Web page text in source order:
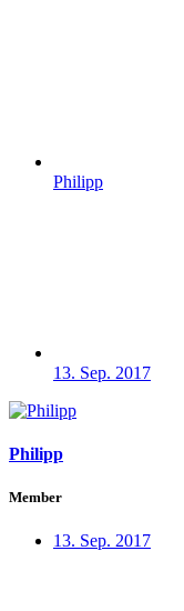
Philipp
13. Sep. 2017
Philipp
Member
13. Sep. 2017